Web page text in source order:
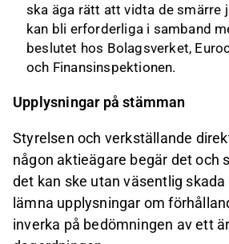
ska äga rätt att vidta de smärre
kan bli erforderliga i samband
beslutet hos Bolagsverket,
och Finansinspektionen.
Upplysningar på stämman
Styrelsen och verkställande
någon aktieägare begär det och
det kan ske utan väsentlig skada
lämna upplysningar om
inverka på bedömningen av ett